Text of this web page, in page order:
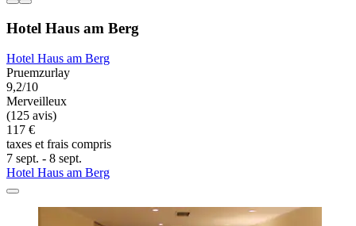
Hotel Haus am Berg
Hotel Haus am Berg
Pruemzurlay
9,2/10
Merveilleux
(125 avis)
117 €
taxes et frais compris
7 sept. - 8 sept.
Hotel Haus am Berg